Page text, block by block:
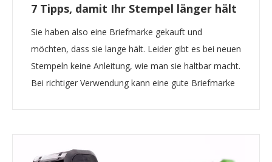
7 Tipps, damit Ihr Stempel länger hält
Sie haben also eine Briefmarke gekauft und
möchten, dass sie lange hält. Leider gibt es bei neuen
Stempeln keine Anleitung, wie man sie haltbar macht.
Bei richtiger Verwendung kann eine gute Briefmarke